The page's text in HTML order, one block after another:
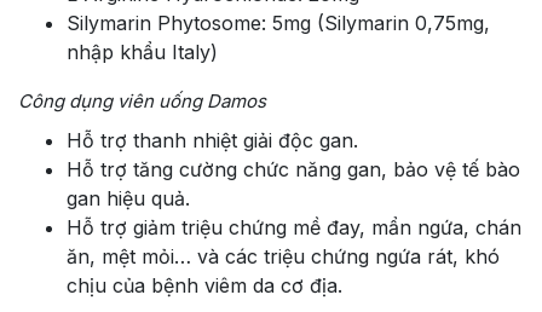
Silymarin Phytosome: 5mg (Silymarin 0,75mg,
nhập khẩu Italy)
Công dụng viên uống Damos
Hỗ trợ thanh nhiệt giải độc gan.
Hỗ trợ tăng cường chức năng gan, bảo vệ tế bào
gan hiệu quả.
Hỗ trợ giảm triệu chứng mề đay, mẩn ngứa, chán
ăn, mệt mỏi… và các triệu chứng ngứa rát, khó
chịu của bệnh viêm da cơ địa.